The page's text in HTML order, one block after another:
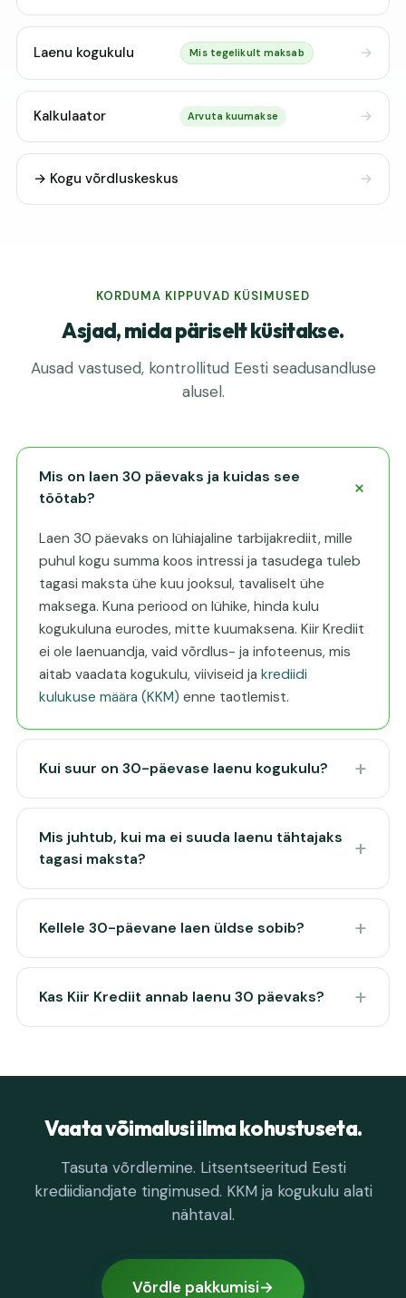
Laenu kogukulu Mis tegelikult maksab
Kalkulaator Arvuta kuumakse
→ Kogu võrdluskeskus
KORDUMA KIPPUVAD KÜSIMUSED
Asjad, mida päriselt küsitakse.
Ausad vastused, kontrollitud Eesti seadusandluse
alusel.
Mis on laen 30 päevaks ja kuidas see
töötab?
Laen 30 päevaks on lühiajaline tarbijakrediit, mille
puhul kogu summa koos intressi ja tasudega tuleb
tagasi maksta ühe kuu jooksul, tavaliselt ühe
maksega. Kuna periood on lühike, hinda kulu
kogukuluna eurodes, mitte kuumaksena. Kiir Krediit
ei ole laenuandja, vaid võrdlus- ja infoteenus, mis
aitab vaadata kogukulu, viiviseid ja krediidi
kulukuse määra (KKM) enne taotlemist.
Kui suur on 30-päevase laenu kogukulu?
Mis juhtub, kui ma ei suuda laenu tähtajaks
tagasi maksta?
Kellele 30-päevane laen üldse sobib?
Kas Kiir Krediit annab laenu 30 päevaks?
Vaata võimalusi ilma kohustuseta.
Tasuta võrdlemine. Litsentseeritud Eesti
krediidiandjate tingimused. KKM ja kogukulu alati
nähtaval.
Võrdle pakkumisi